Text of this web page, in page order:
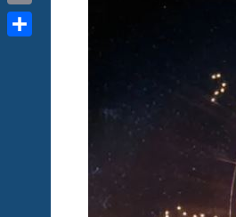
Link
Email